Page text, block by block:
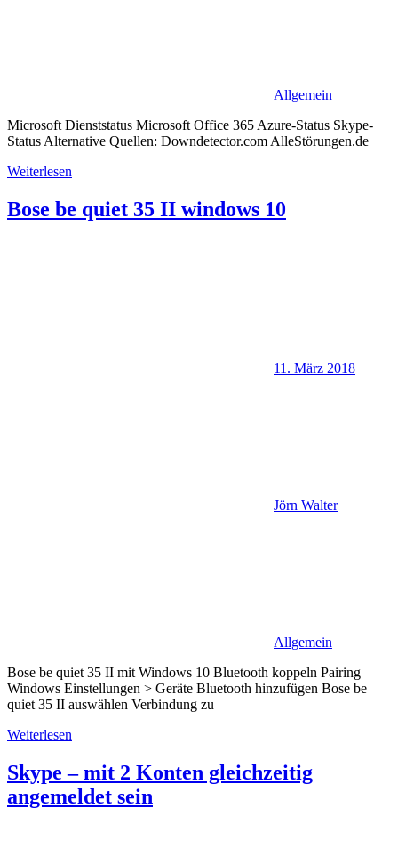
Allgemein
Microsoft Dienststatus Microsoft Office 365 Azure-Status Skype-
Status Alternative Quellen: Downdetector.com AlleStörungen.de
Weiterlesen
Bose be quiet 35 II windows 10
11. März 2018
Jörn Walter
Allgemein
Bose be quiet 35 II mit Windows 10 Bluetooth koppeln Pairing
Windows Einstellungen > Geräte Bluetooth hinzufügen Bose be
quiet 35 II auswählen Verbindung zu
Weiterlesen
Skype – mit 2 Konten gleichzeitig
angemeldet sein